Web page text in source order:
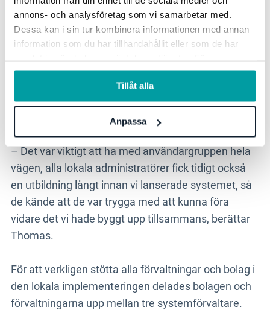
annons- och analysföretag som vi samarbetar med.
Dessa kan i sin tur kombinera informationen med annan
information som du har tillhandahållit eller som de har
information, se vårintegritetspolicy.
Tillåt alla
Anpassa
Implementera Stratsys i en
organisation med 4000
användare
– Det var viktigt att ha med användargruppen hela
vägen, alla lokala administratörer fick tidigt också
en utbildning långt innan vi lanserade systemet, så
de kände att de var trygga med att kunna föra
vidare det vi hade byggt upp tillsammans, berättar
Thomas.
För att verkligen stötta alla förvaltningar och bolag i
den lokala implementeringen delades bolagen och
förvaltningarna upp mellan tre systemförvaltare.